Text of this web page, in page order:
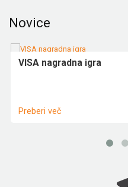
Novice
VISA nagradna igra
Preberi več